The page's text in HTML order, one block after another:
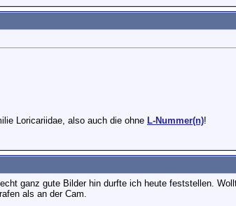
Loricariidae, also auch die ohne L-Nummer(n)!
ganz gute Bilder hin durfte ich heute feststellen.
als an der Cam.